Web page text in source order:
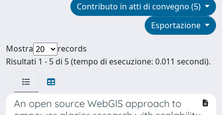
Contributo in atti di convegno (5)
Esportazione
Mostra
records
Risultati 1 - 5 di 5 (tempo di esecuzione: 0.011 secondi).
An open source WebGIS approach to